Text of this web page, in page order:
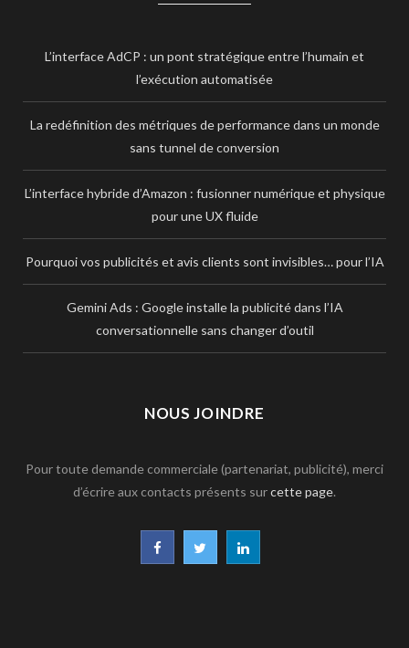
L’interface AdCP : un pont stratégique entre l’humain et
l’exécution automatisée
La redéfinition des métriques de performance dans un monde
sans tunnel de conversion
L’interface hybride d’Amazon : fusionner numérique et physique
pour une UX fluide
Pourquoi vos publicités et avis clients sont invisibles… pour l’IA
Gemini Ads : Google installe la publicité dans l’IA
conversationnelle sans changer d’outil
NOUS JOINDRE
Pour toute demande commerciale (partenariat, publicité), merci
d’écrire aux contacts présents surcette page.
F L